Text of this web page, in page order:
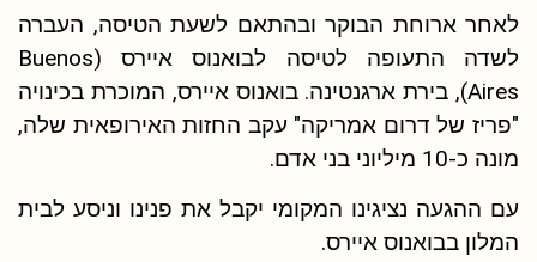
לאחר ארוחת הבוקר ובהתאם לשעת הטיסה, העברה
לשדה התעופה לטיסה לבואנוס איירס (Buenos
Aires), בירת ארגנטינה. בואנוס איירס, ה
מוכרת בכינויה
"פריז של דרום אמריקה" עקב החזות האירופאית שלה,
מונה כ-10 מיליוני בני אדם.
עם ההגעה נציגינו המקומי יקבל את פנינו וניסע לבית
המלון בבואנוס איירס.